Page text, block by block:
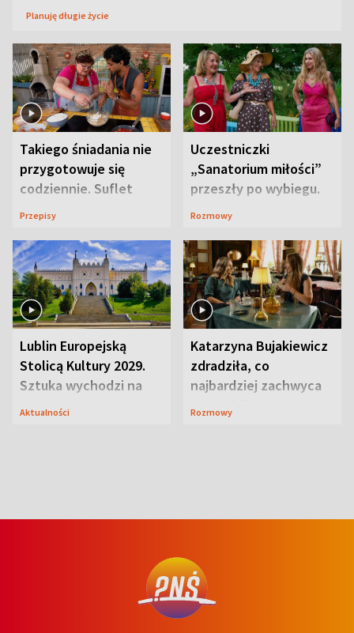
Planuję długie życie
Takiego śniadania nie
przygotowuje się
codziennie. Suflet
serowy zachwyca
Przepisy
Uczestniczki
„Sanatorium miłości”
przeszły po wybiegu.
Te stylizacje
Rozmowy
Lublin Europejską
Stolicą Kultury 2029.
Sztuka wychodzi na
ulice
Aktualności
Katarzyna Bujakiewicz
zdradziła, co
najbardziej zachwyca
ją w Lublinie
Rozmowy